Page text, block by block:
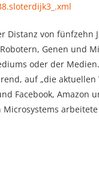
Distanz von fünfzehn
Genen und
oder der
auf „die aktuellen
Facebook, Amazon
Microsystems